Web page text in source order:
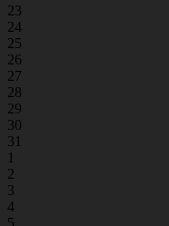
23
24
25
26
27
28
29
30
31
1
2
3
4
5